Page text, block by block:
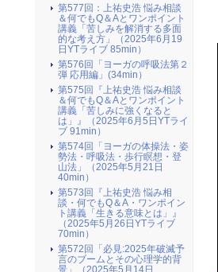
第577回：上祐史浩 悩み相談
＆何でもQ＆Aとワンポイント
講義「苦しみを解消する多面
的な考え方」（2025年6月19
日YTライブ 85min）
第576回「ヨーガの呼吸法第２
弾 応用編」(34min）
第575回『上祐史浩 悩み相談
＆何でもQ＆Aとワンポイント
講義「苦しみに強くなると
は」』（2025年6月5日YTライ
ブ 91min）
第574回「ヨーガの体操法・姿
勢法・呼吸法・歩行瞑想・登
山法」（2025年5月21日
40min）
第573回『上祐史浩 悩み相
談・何でもQ＆A・ワンポイン
ト講義「生きる意味とは」』
（2025年5月26日YTライブ
70min）
第572回「必見:2025年破滅予
言のブームとその心理学的背
景」（2025年5月14日